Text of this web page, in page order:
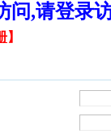
问,请登
】